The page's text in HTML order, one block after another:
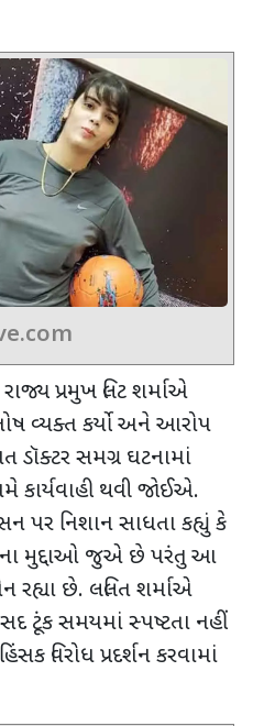
રાજ્ય પ્રમુખ લિટ શર્માએ
વ્યક્ત કર્યો અને આરોપ
ડૉક્ટર સમગ્ર ઘટનામાં
કાર્યવાહી થવી જોઈએ.
પર નિશાન સાધતા કહ્યું કે
મુદ્દાઓ જુએ છે પરંતુ આ
રહ્યા છે. લલિત શર્માએ
ટૂંક સમયમાં સ્પષ્ટતા નહીં
વિરોધ પ્રદર્શન કરવામાં